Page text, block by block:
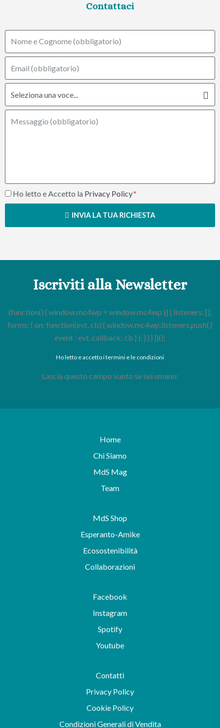
Contattaci
Ho letto e Accetto la Privacy Policy
INVIA LA TUA RICHIESTA
Iscriviti alla Newsletter
(function() { window.mc4wp = window.mc4wp || { listeners: [],
forms: { on: function(evt, cb) { window.mc4wp.listeners.push( {
event : evt, callback: cb } ); } } } })();
Ho letto e accetto i termini e le condizioni
Lascia questo campo vuoto se sei umano:
Home
Chi Siamo
MdS Mag
Team
MdS Shop
Esperanto-Amike
Ecosostenibilità
Collaborazioni
Facebook
Instagram
Spotify
Youtube
Contatti
Privacy Policy
Cookie Policy
Condizioni Generali di Vendita